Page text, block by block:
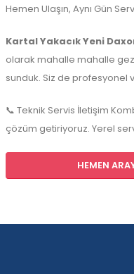
Hemen Ulaşın, Aynı Gün
Kartal Yakacık Yeni
olarak mahalle mahalle
sunduk. Siz de profesyonel
📞 Teknik Servis İletişim
çözüm getiriyoruz. Yerel
HEMEN